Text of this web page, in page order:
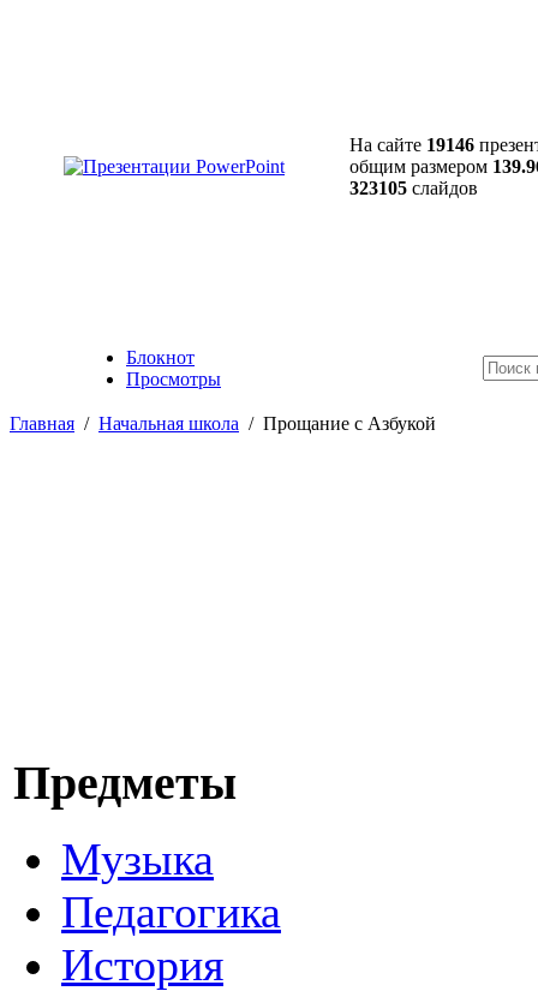
На сайте 19146
общим размером
323105 слайдов
Блокнот
Просмотры
Главная / Начальная школа / Прощание с Азбукой
Предметы
Музыка
Педагогика
История